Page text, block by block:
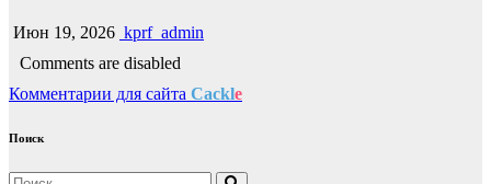
Июн 19, 2026 kprf_admin
Comments are disabled
Комментарии для сайта Cackle
Поиск